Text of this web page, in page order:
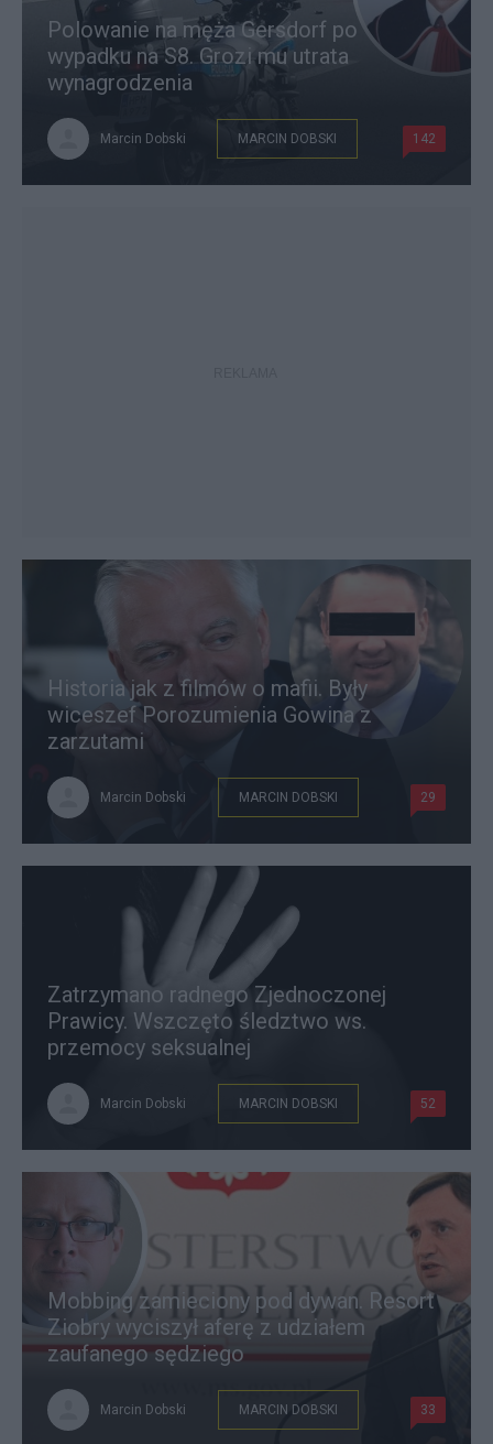
Polowanie na męża Gersdorf po
wypadku na S8. Grozi mu utrata
wynagrodzenia
Marcin Dobski MARCIN DOBSKI 142
Historia jak z filmów o mafii. Były
wiceszef Porozumienia Gowina z
zarzutami
Marcin Dobski MARCIN DOBSKI 29
Zatrzymano radnego Zjednoczonej
Prawicy. Wszczęto śledztwo ws.
przemocy seksualnej
Marcin Dobski MARCIN DOBSKI 52
Mobbing zamieciony pod dywan. Resort
Ziobry wyciszył aferę z udziałem
zaufanego sędziego
Marcin Dobski MARCIN DOBSKI 33